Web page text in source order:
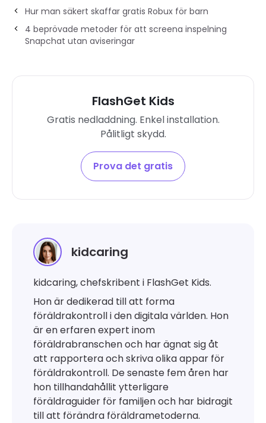
Hur man säkert skaffar gratis Robux för barn
4 beprövade metoder för att screena inspelning
Snapchat utan aviseringar
FlashGet Kids
Gratis nedladdning. Enkel installation.
Pålitligt skydd.
Prova det gratis
kidcaring
kidcaring, chefskribent i FlashGet Kids.
Hon är dedikerad till att forma
föräldrakontroll i den digitala världen. Hon
är en erfaren expert inom
föräldrabranschen och har ägnat sig åt
att rapportera och skriva olika appar för
föräldrakontroll. De senaste fem åren har
hon tillhandahållit ytterligare
föräldraguider för familjen och har bidragit
till att förändra föräldrametoderna.